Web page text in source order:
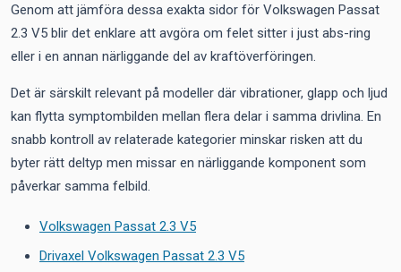
Genom att jämföra dessa exakta sidor för Volkswagen Passat
2.3 V5 blir det enklare att avgöra om felet sitter i just abs-ring
eller i en annan närliggande del av kraftöverföringen.
Det är särskilt relevant på modeller där vibrationer, glapp och ljud
kan flytta symptombilden mellan flera delar i samma drivlina. En
snabb kontroll av relaterade kategorier minskar risken att du
byter rätt deltyp men missar en närliggande komponent som
påverkar samma felbild.
Volkswagen Passat 2.3 V5
Drivaxel Volkswagen Passat 2.3 V5